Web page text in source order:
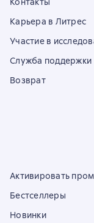
Карьера в Литрес
Участие в
Служба поддержки
Возврат
Активировать
Бестселлеры
Новинки